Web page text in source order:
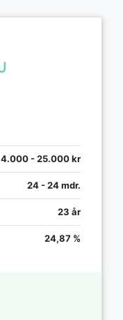
4.000 - 25.000 kr
24 - 24 mdr.
23 år
24,87 %